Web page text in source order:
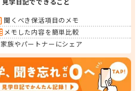
聞くべき保活項目のメモ
メモした内容を簡単比較
家族やパートナーにシェア